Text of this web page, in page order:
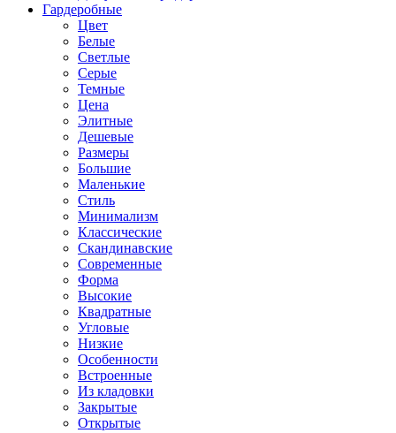
Гардеробные
Цвет
Белые
Светлые
Серые
Темные
Цена
Элитные
Дешевые
Размеры
Большие
Маленькие
Стиль
Минимализм
Классические
Скандинавские
Современные
Форма
Высокие
Квадратные
Угловые
Низкие
Особенности
Встроенные
Из кладовки
Закрытые
Открытые